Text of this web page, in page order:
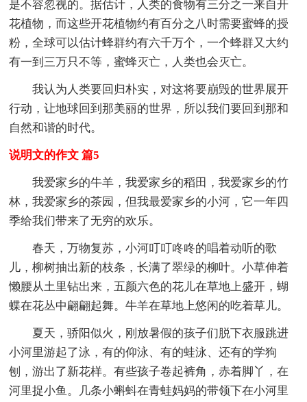
是不容忽视的。据估计，人类的食物有三分之一来自开
花植物，而这些开花植物约有百分之八时需要蜜蜂的授
粉，全球可以估计蜂群约有六千万个，一个蜂群又大约
有一到三万只不等，蜜蜂灭亡，人类也会灭亡。
我认为人类要回归朴实，对这将要崩毁的世界展开
行动，让地球回到那美丽的世界，所以我们要回到那和
自然和谐的时代。
说明文的作文 篇5
我爱家乡的牛羊，我爱家乡的稻田，我爱家乡的竹
林，我爱家乡的茶园，但我最爱家乡的小河，它一年四
季给我们带来了无穷的欢乐。
春天，万物复苏，小河叮叮咚咚的唱着动听的歌
儿，柳树抽出新的枝条，长满了翠绿的柳叶。小草伸着
懒腰从土里钻出来，五颜六色的花儿在草地上盛开，蝴
蝶在花丛中翩翩起舞。牛羊在草地上悠闲的吃着草儿。
夏天，骄阳似火，刚放暑假的孩子们脱下衣服跳进
小河里游起了泳，有的仰泳、有的蛙泳、还有的学狗
刨，游出了新花样。有些孩子卷起裤角，赤着脚丫，在
河里捉小鱼。几条小蝌蚪在青蛙妈妈的带领下在小河里